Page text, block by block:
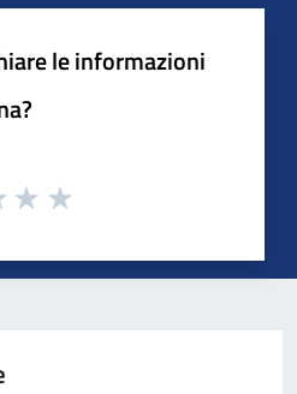
le informazioni